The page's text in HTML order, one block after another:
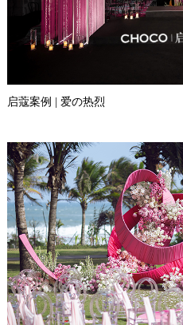
启蔻案例 | 爱の热烈